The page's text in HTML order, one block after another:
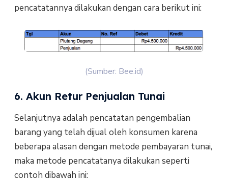
pencatatannya dilakukan dengan cara berikut ini:
(Sumber: Bee.id)
6. Akun Retur Penjualan Tunai
Selanjutnya adalah pencatatan pengembalian
barang yang telah dijual oleh konsumen karena
beberapa alasan dengan metode pembayaran tunai,
maka metode pencatatanya dilakukan seperti
contoh dibawah ini: